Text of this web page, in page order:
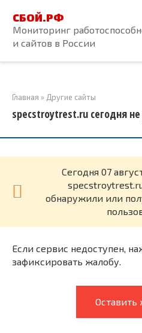
контенту
СБОЙ.РФ
Мониторинг
и сайтов в России
Главная » Другие сайты
specstroytrest.ru сегодня
Cегодня 07
обнаружили или
Если сервис недоступен,
зафиксировать жалобу.
Оставить